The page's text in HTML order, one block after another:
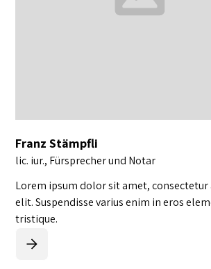
Franz Stämpfli
lic. iur., Fürsprecher und Notar
Lorem ipsum dolor sit amet, consectetur
elit. Suspendisse varius enim in eros
tristique.